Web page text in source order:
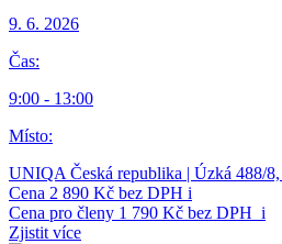
9. 6. 2026
Čas:
9:00 - 13:00
Místo:
UNIQA Česká republika | Úzká 488/
Cena 2 890 Kč bez DPH i
Cena pro členy 1 790 Kč bez DPH ‍ i
Zjistit více